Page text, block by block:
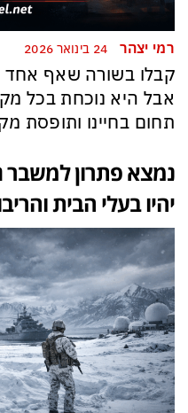
רמי יצהר
קבלו בשורה שאף אחד
אבל היא נוכחת בכל
תחום בחיינו ותופסת
נמצא פתרון למשבר
יהיו בעלי הבית